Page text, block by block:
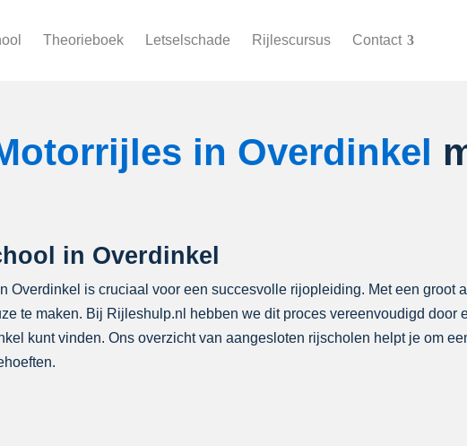
Theorieboek Letselschade Rijlescursus Contact
in Overdinkel
in Overdinkel
Overdinkel is cruciaal voor een succesvolle rijopleiding. Met een groot
te maken. Bij Rijleshulp.nl hebben we dit proces vereenvoudigd door
kunt vinden. Ons overzicht van aangesloten rijscholen helpt je om